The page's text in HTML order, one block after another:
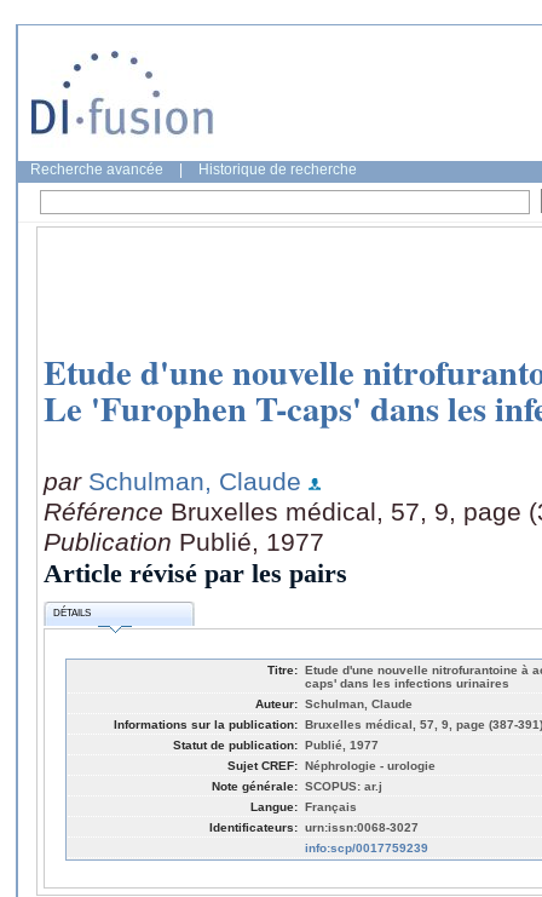
Recherche avancée Historique de recherche
Etude d'une nouvelle
Le 'Furophen T-caps' dans les
par Schulman, Claude
Référence Bruxelles médical, 57, 9, page
Publication Publié, 1977
Article révisé par les pairs
DÉTAILS
Titre: Etude d'une nouvelle nitrofurantoine à
caps' dans les infections urinaires
Auteur: Schulman, Claude
Informations sur la publication: Bruxelles médical, 57, 9, page (387-391)
Statut de publication: Publié, 1977
Sujet CREF: Néphrologie - urologie
Note générale: SCOPUS: ar.j
Langue: Français
Identificateurs: urn:issn:0068-3027
info:scp/0017759239